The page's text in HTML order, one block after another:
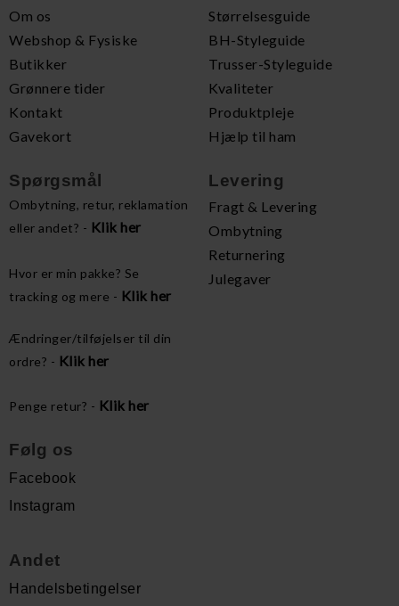
Om os
Webshop & Fysiske
Butikker
Grønnere tider
Kontakt
Gavekort
Størrelsesguide
BH-Styleguide
Trusser-Styleguide
Kvaliteter
Produktpleje
Hjælp til ham
Spørgsmål
Ombytning, retur, reklamation
eller andet? - Klik her
Hvor er min pakke? Se
tracking og mere - Klik her
Ændringer/tilføjelser til din
ordre? - Klik her
Penge retur? - Klik her
Levering
Fragt & Levering
Ombytning
Returnering
Julegaver
Følg os
Facebook
Instagram
Andet
Handelsbetingelser